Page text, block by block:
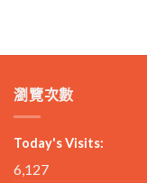
瀏覽次數
Today's Visits:
6,127